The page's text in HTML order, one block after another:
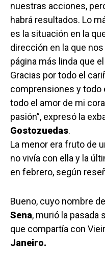
nuestras acciones,
habrá resultados. Lo
es la situación en la
dirección en la que
página más linda que
Gracias por todo el
comprensiones y todo
todo el amor de mi
pasión”, expresó la
Gostozuedas.
La menor era fruto de
no vivía con ella y la
en febrero, según
Bueno, cuyo nombre
Sena, murió la pasada
que compartía con
Janeiro.